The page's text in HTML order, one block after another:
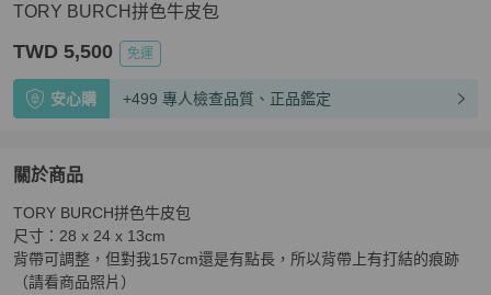
TORY BURCH拼色牛皮包
TWD 5,500 免運
安心購 +499 專人檢查品質、正品鑑定
關於商品
關於TORY BURCH拼色牛皮包
TORY BURCH拼色牛皮包
尺寸：28 x 24 x 13cm
背帶可調整，但對我157cm還是有點長，所以背帶上有打結的痕跡
（請看商品照片）